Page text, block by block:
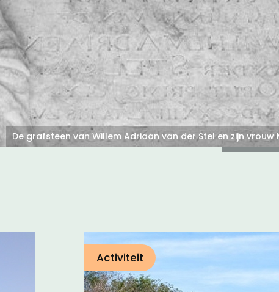
De
Stel
op
der
De grafsteen van Willem Adriaan van der Stel en zijn
Activiteit